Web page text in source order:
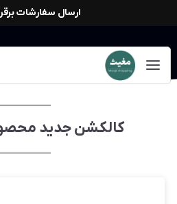
ارسال سفارشات
کالکشن جدید